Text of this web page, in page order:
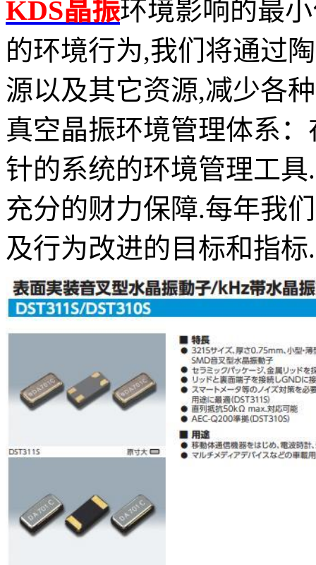
KDS晶振环境影响的最
的环境行为,我们将通过
源以及其它资源,减少各
真空晶振环境管理体系
针的系统的环境管理工
充分的财力保障.每年我
及行为改进的目标和指